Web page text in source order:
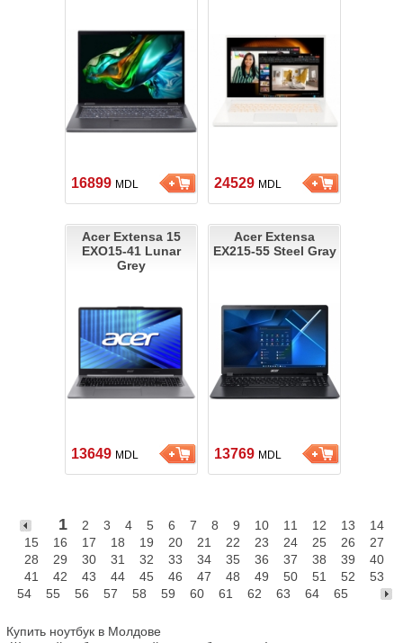
16899 MDL 24529 MDL
Acer Extensa 15
EXO15-41 Lunar
Grey
13649 MDL
Acer Extensa
EX215-55 Steel Gray
13769 MDL
1 2 3 4 5 6 7 8 9 10 11 12 13
14
15
16 17 18 19 20 21 22 23 24 25 26
27
28
29 30 31 32 33 34 35 36 37 38 39
40
41
42 43 44 45 46 47 48 49 50 51 52
53
54
55 56 57 58 59 60 61 62 63 64 65
Купить ноутбук в Молдове